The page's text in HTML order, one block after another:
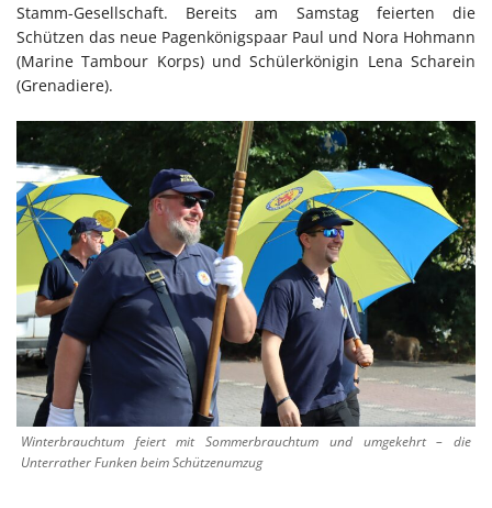
Stamm-Gesellschaft. Bereits am Samstag feierten die
Schützen das neue Pagenkönigspaar Paul und Nora Hohmann
(Marine Tambour Korps) und Schülerkönigin Lena Scharein
(Grenadiere).
Winterbrauchtum feiert mit Sommerbrauchtum und umgekehrt – die
Unterrather Funken beim Schützenumzug